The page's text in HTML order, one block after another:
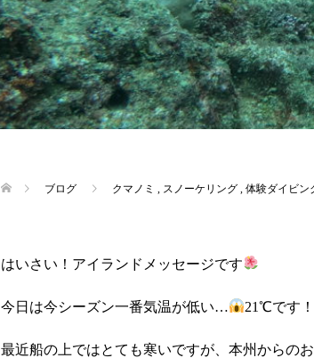
ブログ クマノミ スノーケリング 体験ダイビン
はいさい！アイランドメッセージです
今日は今シーズン一番気温が低い… 21℃です！
最近船の上ではとても寒いですが、本州からの